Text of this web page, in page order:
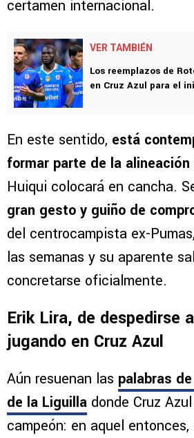
certamen internacional.
VER TAMBIÉN
Los reemplazos de
en Cruz Azul para el
En este sentido, está
formar parte de la
Huiqui colocará en cancha.
gran gesto y guiño de
del centrocampista ex-
las semanas y su aparente
concretarse oficialmente.
Erik Lira, de despedirse
jugando en Cruz Azul
Aún resuenan las palabras
de la Liguilla donde Cruz
campeón: en aquel